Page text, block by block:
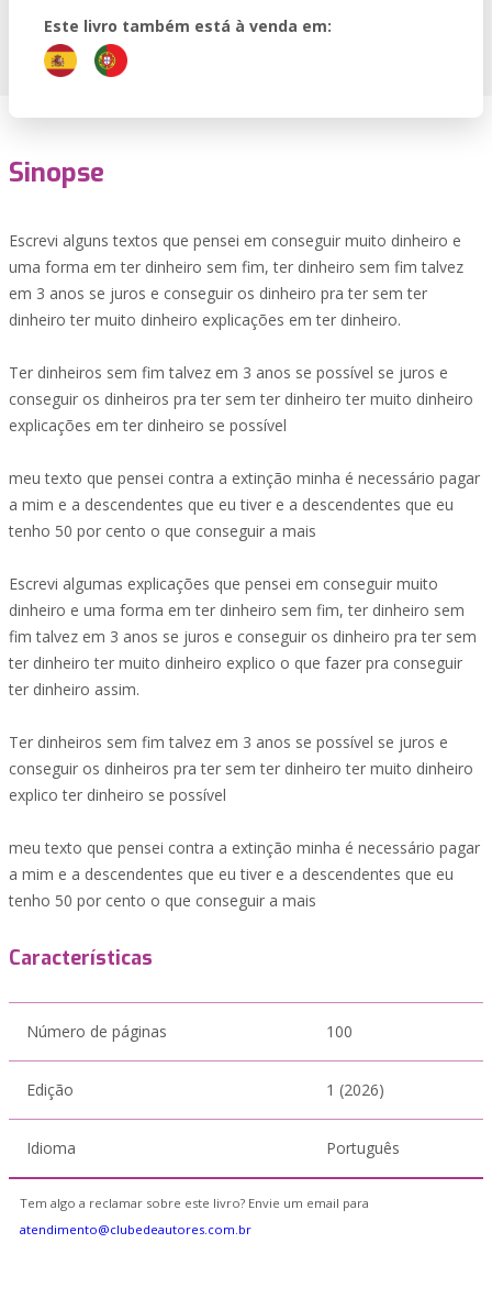
Este livro também está à venda em:
Sinopse
Escrevi alguns textos que pensei em conseguir muito dinheiro e
uma forma em ter dinheiro sem fim, ter dinheiro sem fim talvez
em 3 anos se juros e conseguir os dinheiro pra ter sem ter
dinheiro ter muito dinheiro explicações em ter dinheiro.
Ter dinheiros sem fim talvez em 3 anos se possível se juros e
conseguir os dinheiros pra ter sem ter dinheiro ter muito dinheiro
explicações em ter dinheiro se possível
meu texto que pensei contra a extinção minha é necessário pagar
a mim e a descendentes que eu tiver e a descendentes que eu
tenho 50 por cento o que conseguir a mais
Escrevi algumas explicações que pensei em conseguir muito
dinheiro e uma forma em ter dinheiro sem fim, ter dinheiro sem
fim talvez em 3 anos se juros e conseguir os dinheiro pra ter sem
ter dinheiro ter muito dinheiro explico o que fazer pra conseguir
ter dinheiro assim.
Ter dinheiros sem fim talvez em 3 anos se possível se juros e
conseguir os dinheiros pra ter sem ter dinheiro ter muito dinheiro
explico ter dinheiro se possível
meu texto que pensei contra a extinção minha é necessário pagar
a mim e a descendentes que eu tiver e a descendentes que eu
tenho 50 por cento o que conseguir a mais
Características
Número de páginas 100
Edição 1 (2026)
Idioma Português
Tem algo a reclamar sobre este livro? Envie um email para
atendimento@clubedeautores.com.br